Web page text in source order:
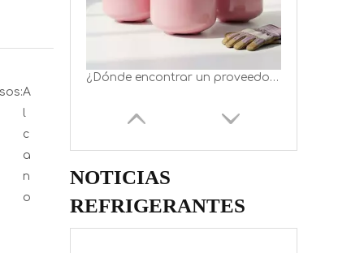
A
l
c
a
n
o
¿Dónde encontrar un proveedor de gas refrigerante R410a en China?
NOTICIAS
REFRIGERANTES